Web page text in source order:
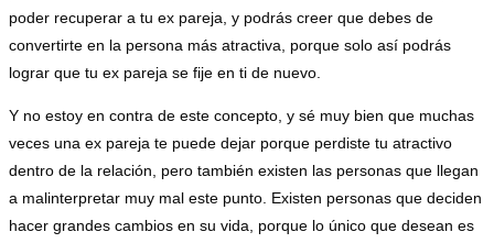
poder recuperar a tu ex pareja, y podrás creer que debes de
convertirte en la persona más atractiva, porque solo así podrás
lograr que tu ex pareja se fije en ti de nuevo.
Y no estoy en contra de este concepto, y sé muy bien que muchas
veces una ex pareja te puede dejar porque perdiste tu atractivo
dentro de la relación, pero también existen las personas que llegan
a malinterpretar muy mal este punto. Existen personas que deciden
hacer grandes cambios en su vida, porque lo único que desean es